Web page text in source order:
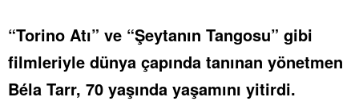
“Torino Atı” ve “Şeytanın Tangosu” gibi
filmleriyle dünya çapında tanınan yönetmen
Béla Tarr, 70 yaşında yaşamını yitirdi.